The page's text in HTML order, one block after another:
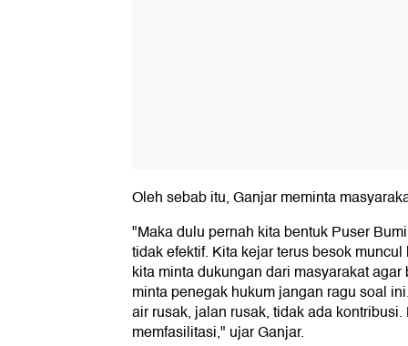
Oleh sebab itu, Ganjar meminta
"Maka dulu pernah kita bentuk Puser
tidak efektif. Kita kejar terus besok
kita minta dukungan dari masyarakat
minta penegak hukum jangan ragu soal
air rusak, jalan rusak, tidak ada
memfasilitasi," ujar Ganjar.